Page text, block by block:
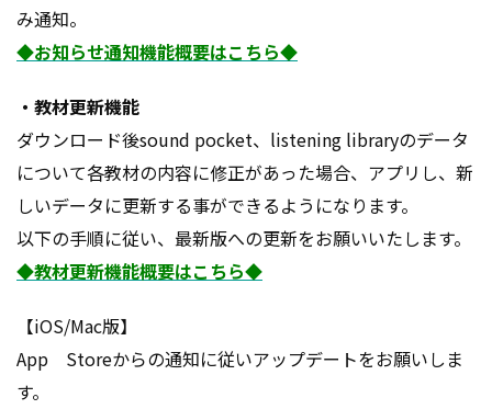
み通知。
◆お知らせ通知機能概要はこちら◆
・教材更新機能
ダウンロード後sound pocket、listening libraryのデータ
について各教材の内容に修正があった場合、アプリし、新
しいデータに更新する事ができるようになります。
以下の手順に従い、最新版への更新をお願いいたします。
◆教材更新機能概要はこちら◆
【iOS/Mac版】
App Storeからの通知に従いアップデートをお願いしま
す。